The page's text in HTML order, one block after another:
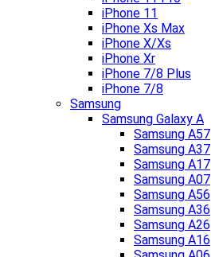
iPhone 11
iPhone Xs Max
iPhone X/Xs
iPhone Xr
iPhone 7/8 Plus
iPhone 7/8
Samsung
Samsung Galaxy A
Samsung A57
Samsung A37
Samsung A17
Samsung A07
Samsung A56
Samsung A36
Samsung A26
Samsung A16